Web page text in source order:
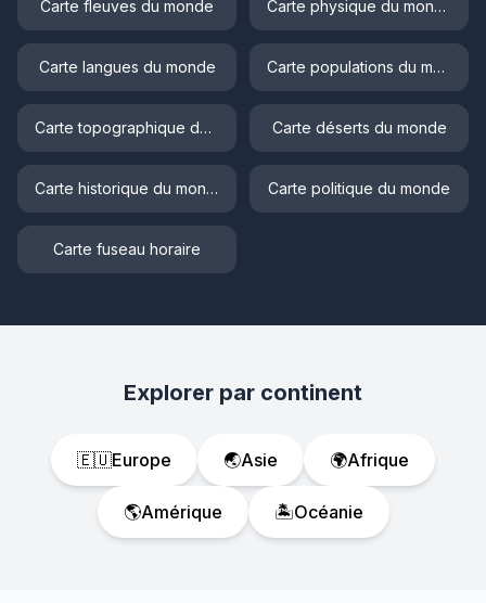
Carte fleuves du monde Carte physique du monde
Carte langues du monde Carte populations du monde
Carte topographique du monde Carte déserts du monde
Carte historique du monde Carte politique du monde
Carte fuseau horaire
Explorer par continent
🇪🇺Europe 🌏Asie 🌍Afrique
🌎Amérique 🏝️Océanie